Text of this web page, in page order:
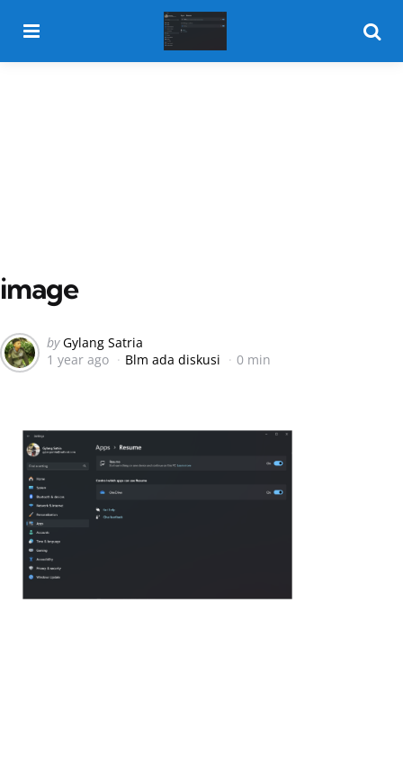
image
Posted
by
by Gylang Satria
1 year ago
Blm ada diskusi 0 min